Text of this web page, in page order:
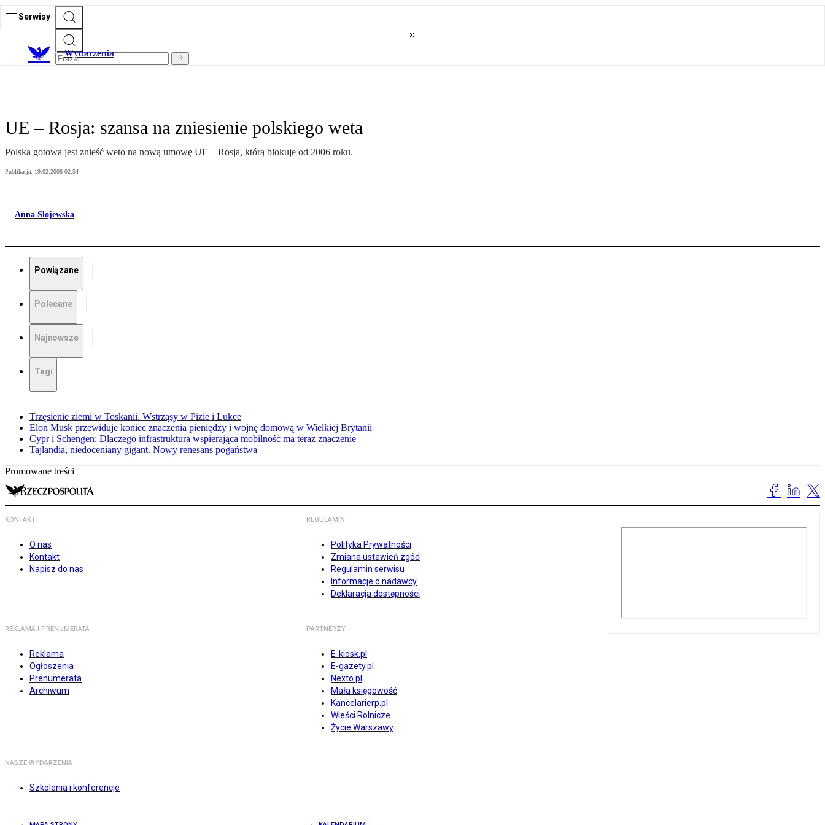
Serwisy
Wydarzenia
UE – Rosja: szansa na zniesienie polskiego weta
Polska gotowa jest znieść weto na nową umowę UE – Rosja, którą blokuje od 2006 roku.
Publikacja: 19.02.2008 02:54
Anna Słojewska
Powiązane
Polecane
Najnowsze
Tagi
Trzęsienie ziemi w Toskanii. Wstrząsy w Pizie i Lukce
Elon Musk przewiduje koniec znaczenia pieniędzy i wojnę domową w Wielkiej Brytanii
Cypr i Schengen: Dlaczego infrastruktura wspierająca mobilność ma teraz znaczenie
Tajlandia, niedoceniany gigant. Nowy renesans pogaństwa
Promowane treści
KONTAKT
O nas
Kontakt
Napisz do nas
REGULAMIN
Polityka Prywatności
Zmiana ustawień zgód
Regulamin serwisu
Informacje o nadawcy
Deklaracja dostępności
REKLAMA I PRENUMERATA
Reklama
Ogłoszenia
Prenumerata
Archiwum
PARTNERZY
E-kiosk.pl
E-gazety.pl
Nexto.pl
Mała księgowość
Kancelarierp.pl
Wieści Rolnicze
Życie Warszawy
NASZE WYDARZENIA
Szkolenia i konferencje